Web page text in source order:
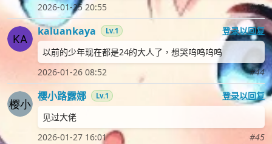
2026-01-25 20:55
#43
kaluankaya Lv.1
登录以回复
以前的少年现在都是24的大人了，想哭呜呜呜呜
2026-01-26 08:52
#44
樱小路露娜 Lv.1
登录以回复
见过大佬
2026-01-27 16:01
#45